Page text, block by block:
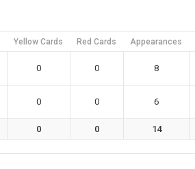
Yellow Cards Red Cards Appearances
0 0 8
0 0 6
0 0 14